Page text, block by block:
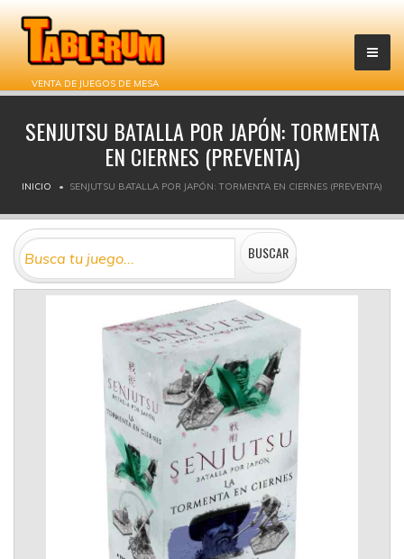
VENTA DE JUEGOS DE MESA
SENJUTSU BATALLA POR JAPÓN: TORMENTA
EN CIERNES (PREVENTA)
INICIO SENJUTSU BATALLA POR JAPÓN: TORMENTA EN CIERNES (PREVENTA)